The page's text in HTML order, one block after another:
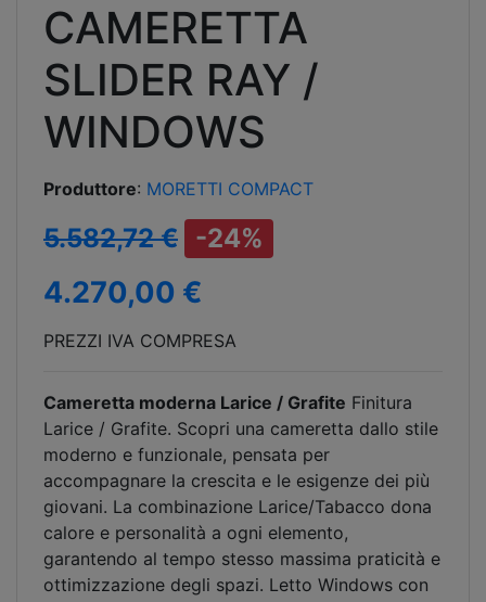
CAMERETTA
SLIDER RAY /
WINDOWS
Produttore: MORETTI COMPACT
5.582,72 € -24%
4.270,00 €
PREZZI IVA COMPRESA
Cameretta moderna Larice / Grafite Finitura
Larice / Grafite. Scopri una cameretta dallo stile
moderno e funzionale, pensata per
accompagnare la crescita e le esigenze dei più
giovani. La combinazione Larice/Tabacco dona
calore e personalità a ogni elemento,
garantendo al tempo stesso massima praticità e
ottimizzazione degli spazi. Letto Windows con